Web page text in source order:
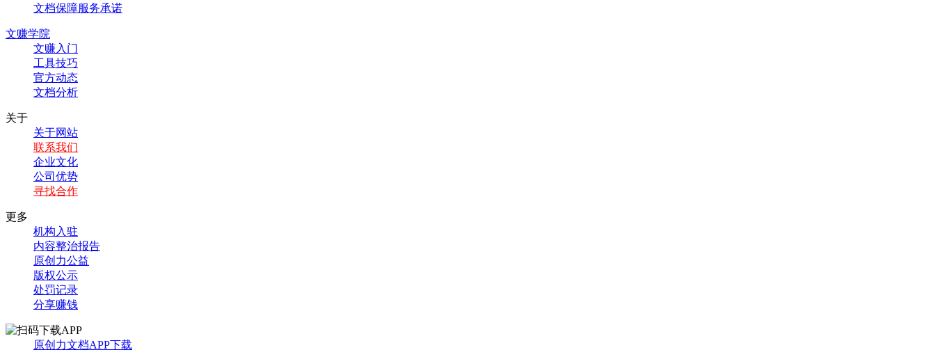
文档保障服务承诺
文赚学院
文赚入门
工具技巧
官方动态
文档分析
关于
关于网站
联系我们
企业文化
公司优势
寻找合作
更多
机构入驻
内容整治报告
原创力公益
版权公示
处罚记录
分享赚钱
原创力文档APP下载